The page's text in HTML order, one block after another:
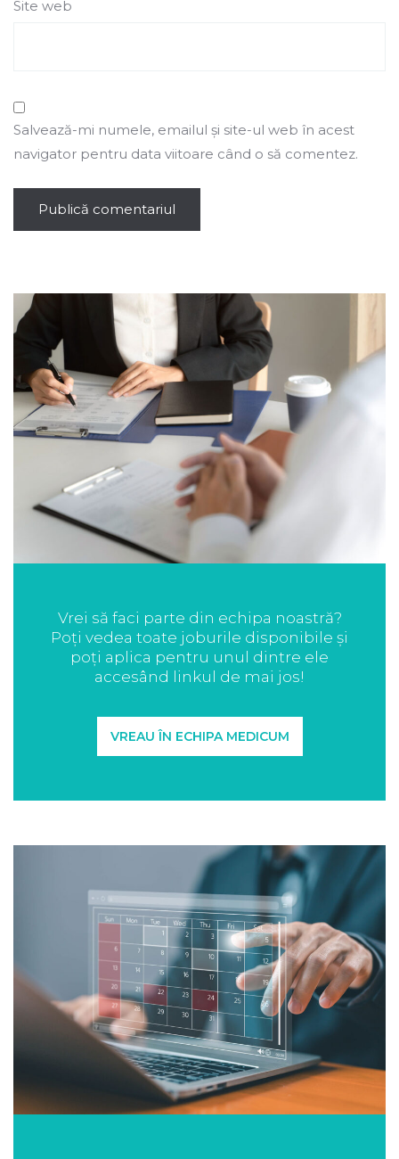
Site web
Salvează-mi numele, emailul și site-ul web în acest
navigator pentru data viitoare când o să comentez.
Vrei să faci parte din echipa noastră?
Poți vedea toate joburile disponibile și
poți aplica pentru unul dintre ele
accesând linkul de mai jos!
VREAU ÎN ECHIPA MEDICUM